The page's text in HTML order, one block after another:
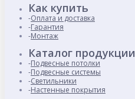
Как купить
Оплата и доставка
Гарантия
Монтаж
Каталог продукции
Подвесные потолки
Подвесные системы
Светильники
Настенные покрытия